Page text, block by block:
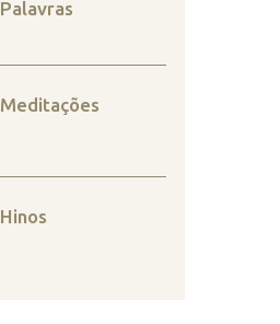
Palavras
Meditações
Hinos